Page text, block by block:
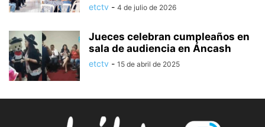
etctv - 4 de julio de 2026
Jueces celebran cumpleaños en
sala de audiencia en Áncash
etctv - 15 de abril de 2025